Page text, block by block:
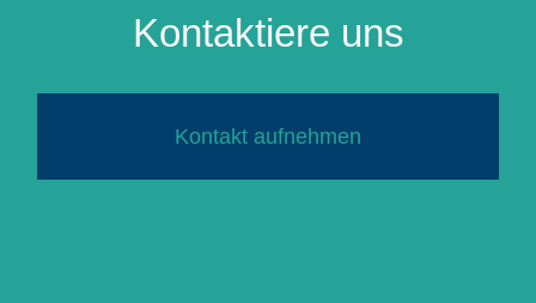
Kontaktiere uns
Kontakt aufnehmen